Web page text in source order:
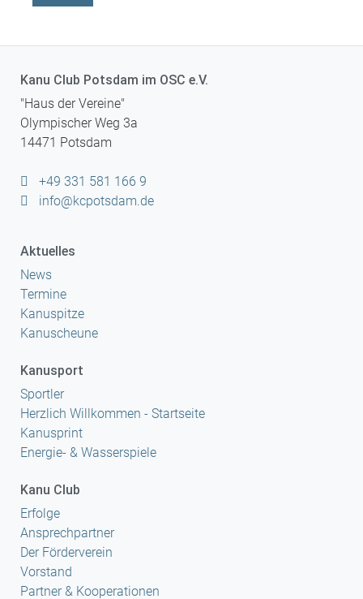
Kanu Club Potsdam im OSC e.V.
"Haus der Vereine"
Olympischer Weg 3a
14471 Potsdam
+49 331 581 166 9
info@kcpotsdam.de
Aktuelles
News
Termine
Kanuspitze
Kanuscheune
Kanusport
Sportler
Herzlich Willkommen - Startseite
Kanusprint
Energie- & Wasserspiele
Kanu Club
Erfolge
Ansprechpartner
Der Förderverein
Vorstand
Partner & Kooperationen